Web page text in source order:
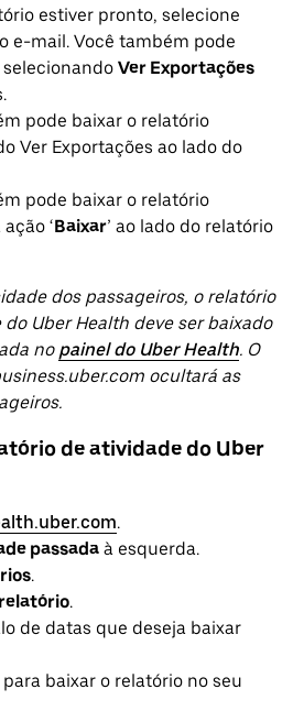
estiver pronto, selecione
e-mail. Você também pode
Ver Exportações
pode baixar o relatório
Ver Exportações ao lado do
pode baixar o relatório
‘Baixar’ ao lado do relatório
dos passageiros, o relatório
Uber Health deve ser baixado
no painel do Uber Health. O
ocultará as
de atividade do Uber
.
passada à esquerda.
.
.
de datas que deseja baixar
para baixar o relatório no seu